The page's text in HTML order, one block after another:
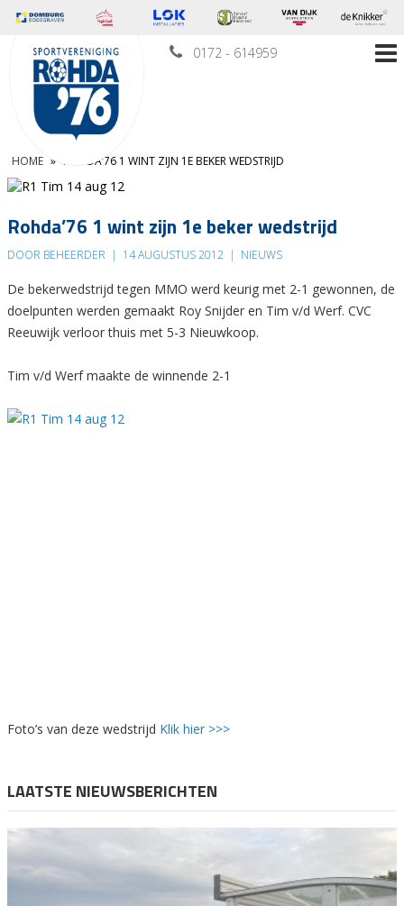
0172 - 614959
HOME » ROHDA’76 1 WINT ZIJN 1E BEKER WEDSTRIJD
Rohda’76 1 wint zijn 1e beker wedstrijd
DOOR BEHEERDER | 14 AUGUSTUS 2012 | NIEUWS
De bekerwedstrijd tegen MMO werd keurig met 2-1 gewonnen, de
doelpunten werden gemaakt Roy Snijder en Tim v/d Werf. CVC
Reeuwijk verloor thuis met 5-3 Nieuwkoop.
Tim v/d Werf maakte de winnende 2-1
Foto’s van deze wedstrijd Klik hier >>>
LAATSTE NIEUWSBERICHTEN